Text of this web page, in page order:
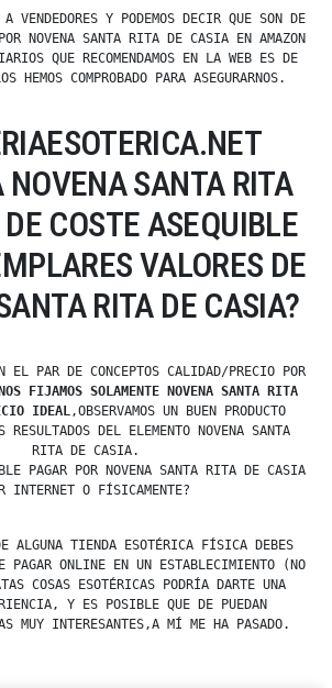
A VENDEDORES Y PODEMOS DECIR QUE SON DE
NOVENA SANTA RITA DE CASIA EN AMAZON
QUE RECOMENDAMOS EN LA WEB ES DE
HEMOS COMPROBADO PARA ASEGURARNOS.
NOVENA SANTA RITA
COSTE ASEQUIBLE
VALORES DE
RITA DE CASIA?
EL PAR DE CONCEPTOS CALIDAD/PRECIO POR
FIJAMOS SOLAMENTE NOVENA SANTA RITA
IDEAL,OBSERVAMOS UN BUEN PRODUCTO
RESULTADOS DEL ELEMENTO NOVENA SANTA
RITA DE CASIA.
PAGAR POR NOVENA SANTA RITA DE CASIA
INTERNET O FÍSICAMENTE?
ALGUNA TIENDA ESOTÉRICA FÍSICA DEBES
PAGAR ONLINE EN UN ESTABLECIMIENTO (NO
COSAS ESOTÉRICAS PODRÍA DARTE UNA
Y ES POSIBLE QUE DE PUEDAN
MUY INTERESANTES,A MÍ ME HA PASADO.